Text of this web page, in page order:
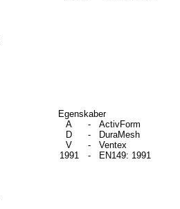
Egenskaber
A
-
ActivForm
D
-
DuraMesh
V
-
Ventex
1991
- EN149: 1991